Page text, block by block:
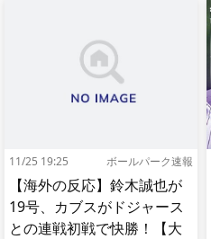
11/25 19:25 ボールパーク速報
【海外の反応】鈴木誠也が
19号、カブスがドジャース
との連戦初戦で快勝！【大